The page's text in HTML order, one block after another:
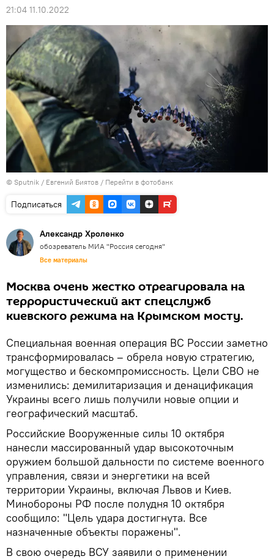
21:04 11.10.2022
© Sputnik / Евгений Биятов / Перейти в фотобанк
Подписаться
Александр Хроленко
обозреватель МИА "Россия сегодня"
Все материалы
Москва очень жестко отреагировала на
террористический акт спецслужб
киевского режима на Крымском мосту.
Специальная военная операция ВС России заметно
трансформировалась – обрела новую стратегию,
могущество и бескомпромиссность. Цели СВО не
изменились: демилитаризация и денацификация
Украины всего лишь получили новые опции и
географический масштаб.
Российские Вооруженные силы 10 октября
нанесли массированный удар высокоточным
оружием большой дальности по системе военного
управления, связи и энергетики на всей
территории Украины, включая Львов и Киев.
Минобороны РФ после полудня 10 октября
сообщило: "Цель удара достигнута. Все
назначенные объекты поражены".
В свою очередь ВСУ заявили о применении